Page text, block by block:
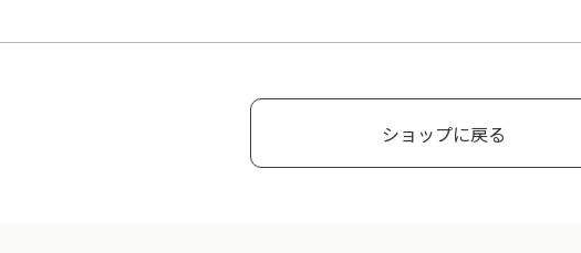
ショップに戻る